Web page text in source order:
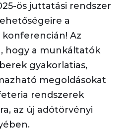
ös juttatási rendszer
a
konferencián! Az
hogy a munkáltatók
gyakorlatias,
megoldásokat
rendszerek
az új adótörvényi